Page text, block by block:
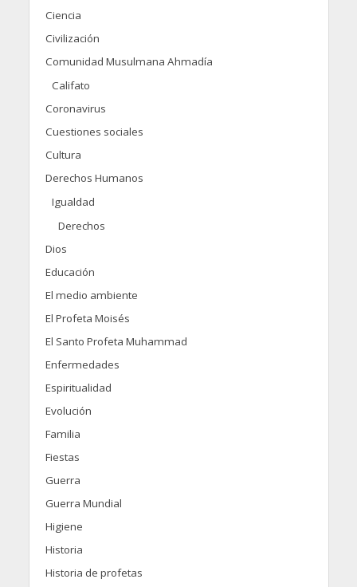
Ciencia
Civilización
Comunidad Musulmana Ahmadía
Califato
Coronavirus
Cuestiones sociales
Cultura
Derechos Humanos
Igualdad
Derechos
Dios
Educación
El medio ambiente
El Profeta Moisés
El Santo Profeta Muhammad
Enfermedades
Espiritualidad
Evolución
Familia
Fiestas
Guerra
Guerra Mundial
Higiene
Historia
Historia de profetas